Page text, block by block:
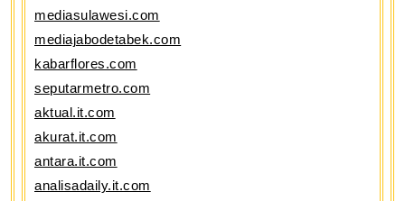
mediasulawesi.com
mediajabodetabek.com
kabarflores.com
seputarmetro.com
aktual.it.com
akurat.it.com
antara.it.com
analisadaily.it.com